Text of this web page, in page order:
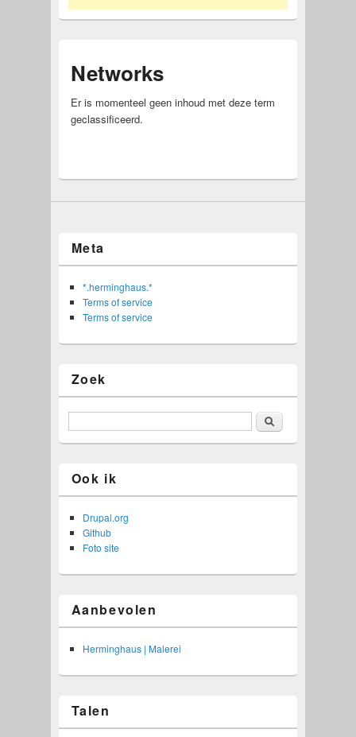
Networks
Er is momenteel geen inhoud met deze term
geclassificeerd.
Meta
*.herminghaus.*
Terms of service
Terms of service
Zoek
Zoeken
Ook ik
Drupal.org
Github
Foto site
Aanbevolen
Herminghaus | Malerei
Talen